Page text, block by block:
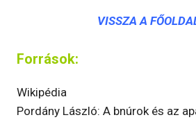
VISSZA A
Források:
Wikipédia
Pordány László: A bnúrok és az